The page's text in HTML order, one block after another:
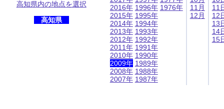
高知県内の地点を選択
高知県
2016年
2015年
2014年
2013年
2012年
2011年
2010年
2009年
2008年
2007年
1996年
1995年
1994年
1993年
1992年
1991年
1990年
1989年
1988年
1987年
1976年
11月
12月
11
12
13
14
15